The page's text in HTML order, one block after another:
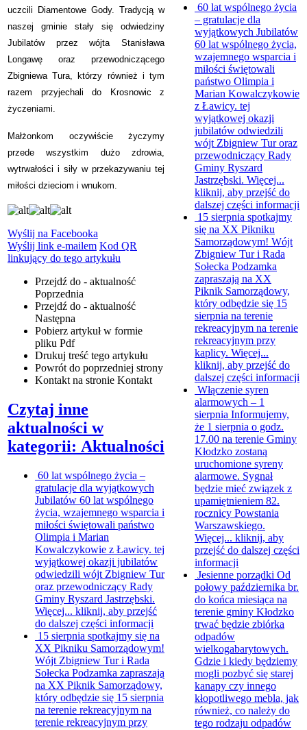
uczcili Diamentowe Gody. Tradycją w
naszej gminie stały się odwiedziny
Jubilatów przez wójta Stanisława
Longawę oraz przewodniczącego
Zbigniewa Tura, którzy również i tym
razem przyjechali do Krosnowic z
życzeniami.
Małżonkom oczywiście życzymy
przede wszystkim dużo zdrowia,
wytrwałości i siły w przekazywaniu tej
miłości dzieciom i wnukom.
Wyślij na Facebooka
Wyślij link e-mailem Kod QR
linkujący do tego artykułu
Przejdź do - aktualność
Poprzednia
Przejdź do - aktualność
Następna
Pobierz artykuł w formie
pliku Pdf
Drukuj treść tego artykułu
Powrót do poprzedniej strony
Kontakt na stronie Kontakt
Czytaj inne
aktualności w
kategorii: Aktualności
60 lat wspólnego życia –
gratulacje dla wyjątkowych
Jubilatów 60 lat wspólnego
życia, wzajemnego wsparcia i
miłości świętowali państwo
Olimpia i Marian
Kowalczykowie z Ławicy. tej
wyjątkowej okazji jubilatów
odwiedzili wójt Zbigniew Tur
oraz przewodniczący Rady
Gminy Ryszard Jastrzębski.
Więcej... kliknij, aby przejść
do dalszej części informacji
15 sierpnia spotkajmy się na
XX Pikniku Samorządowym!
Wójt Zbigniew Tur i Rada
Sołecka Podzamka zapraszają
na XX Piknik Samorządowy,
który odbędzie się 15 sierpnia
na terenie rekreacyjnym na
terenie rekreacyjnym przy
60 lat wspólnego życia
– gratulacje dla
wyjątkowych Jubilatów
60 lat wspólnego życia,
wzajemnego wsparcia i
miłości świętowali
państwo Olimpia i
Marian Kowalczykowie
z Ławicy. tej
wyjątkowej okazji
jubilatów odwiedzili
wójt Zbigniew Tur oraz
przewodniczący Rady
Gminy Ryszard
Jastrzębski. Więcej...
kliknij, aby przejść do
dalszej części informacji
15 sierpnia spotkajmy
się na XX Pikniku
Samorządowym! Wójt
Zbigniew Tur i Rada
Sołecka Podzamka
zapraszają na XX
Piknik Samorządowy,
który odbędzie się 15
sierpnia na terenie
rekreacyjnym na terenie
rekreacyjnym przy
kaplicy. Więcej...
kliknij, aby przejść do
dalszej części informacji
Włączenie syren
alarmowych – 1
sierpnia Informujemy,
że 1 sierpnia o godz.
17.00 na terenie Gminy
Kłodzko zostaną
uruchomione syreny
alarmowe. Sygnał
będzie mieć związek z
upamiętnieniem 82.
rocznicy Powstania
Warszawskiego.
Więcej... kliknij, aby
przejść do dalszej części
informacji
Jesienne porządki Od
połowy października br.
do końca miesiąca na
terenie gminy Kłodzko
trwać będzie zbiórka
odpadów
wielkogabarytowych.
Gdzie i kiedy będziemy
mogli pozbyć się starej
kanapy czy innego
kłopotliwego mebla, jak
również, co należy do
tego rodzaju odpadów